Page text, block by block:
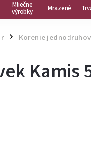
Mliečne
výrobky Mrazené
/ Korenie
Kamis